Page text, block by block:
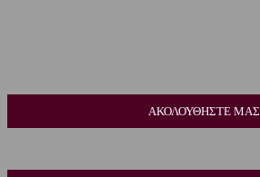
ΑΚΟΛΟΥΘΗΣΤΕ ΜΑΣ